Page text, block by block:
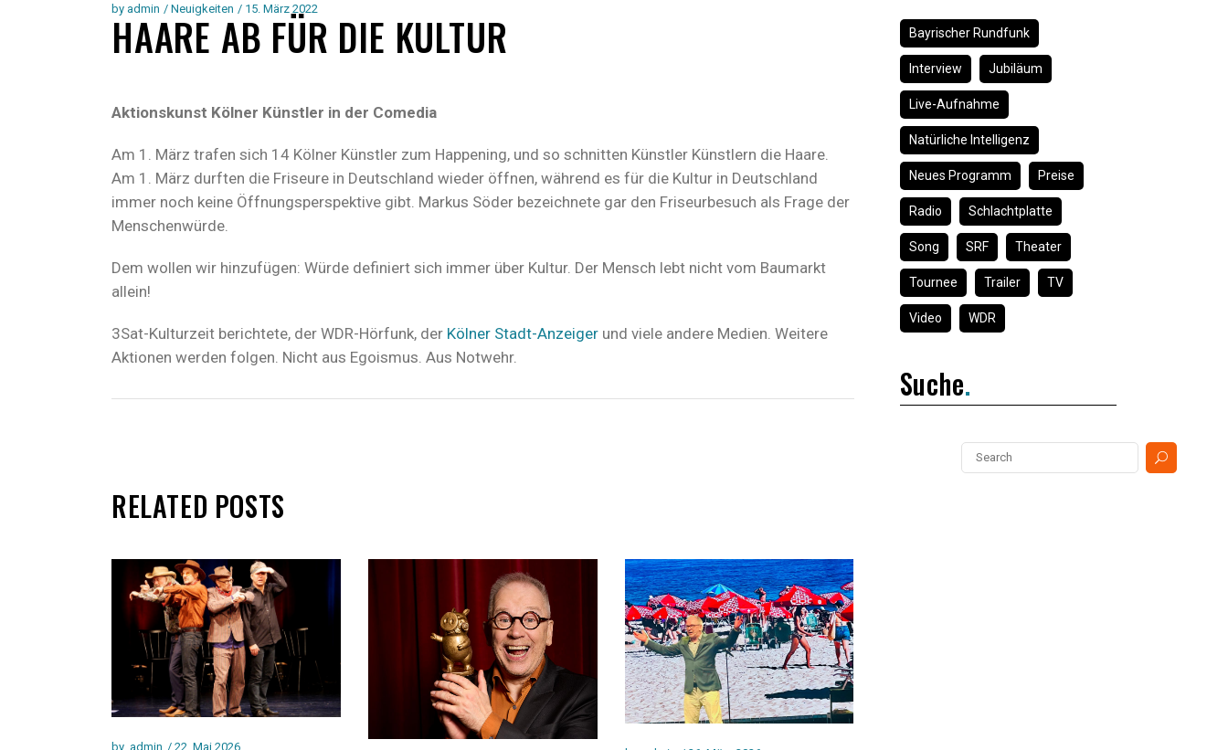
by admin Neuigkeiten 15. März 2022
HAARE AB FÜR DIE KULTUR
Aktionskunst Kölner Künstler in der Comedia
Am 1. März trafen sich 14 Kölner Künstler zum Happening, und so schnitten Künstler Künstlern die Haare.
Am 1. März durften die Friseure in Deutschland wieder öffnen, während es für die Kultur in Deutschland
immer noch keine Öffnungsperspektive gibt. Markus Söder bezeichnete gar den Friseurbesuch als Frage der
Menschenwürde.
Dem wollen wir hinzufügen: Würde definiert sich immer über Kultur. Der Mensch lebt nicht vom Baumarkt
allein!
3Sat-Kulturzeit berichtete, der WDR-Hörfunk, der Kölner Stadt-Anzeiger und viele andere Medien. Weitere
Aktionen werden folgen. Nicht aus Egoismus. Aus Notwehr.
RELATED POSTS
by admin 22. Mai 2026
Bayrischer Rundfunk
Interview Jubiläum
Live-Aufnahme
Natürliche Intelligenz
Neues Programm Preise
Radio Schlachtplatte
Song SRF Theater
Tournee Trailer TV
Video WDR
Suche
Search
for: